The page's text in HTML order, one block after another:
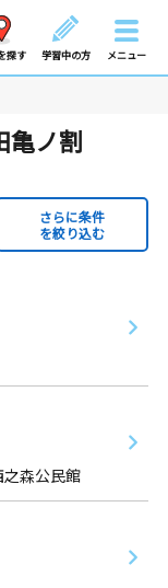
探す 学習中の方 メニュー
亀ノ割
さらに条件
を絞り込む
森公民館